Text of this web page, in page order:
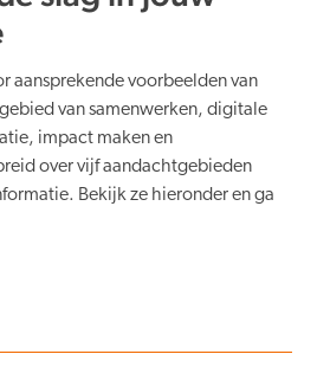
aansprekende voorbeelden van
van samenwerken, digitale
impact maken en
over vijf aandachtgebieden
Bekijk ze hieronder en ga